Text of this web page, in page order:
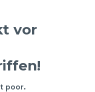
vor
poor.